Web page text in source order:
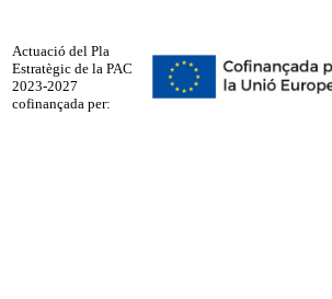
Actuació del Pla
Estratègic de la PAC
2023-2027
cofinançada per: